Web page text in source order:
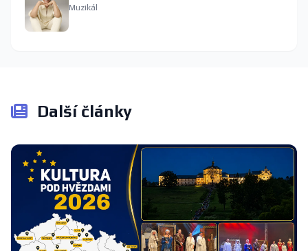
Muzikál
Další články